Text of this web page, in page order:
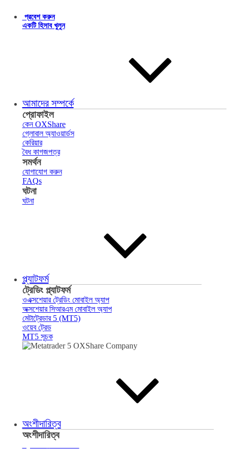
প্রবেশ করুন
একটি হিসাব খুলুন
আমাদের সম্পর্কে
প্রোফাইল
কেন OXShare
গ্লোবাল অ্যাওয়ার্ডস
কেরিয়ার
বৈধ কাগজপত্র
সমর্থন
যোগাযোগ করুন
FAQs
ঘটনা
ঘটনা
প্ল্যাটফর্ম
ট্রেডিং প্ল্যাটফর্ম
ওএক্সশেয়ার ট্রেডিং মোবাইল অ্যাপ
অক্সশেয়ার সিআরএম মোবাইল অ্যাপ
মেটাট্রেডার 5 (MT5)
ওয়েব ট্রেড
MT5 সূচক
অংশীদারিত্ব
অংশীদারিত্ব